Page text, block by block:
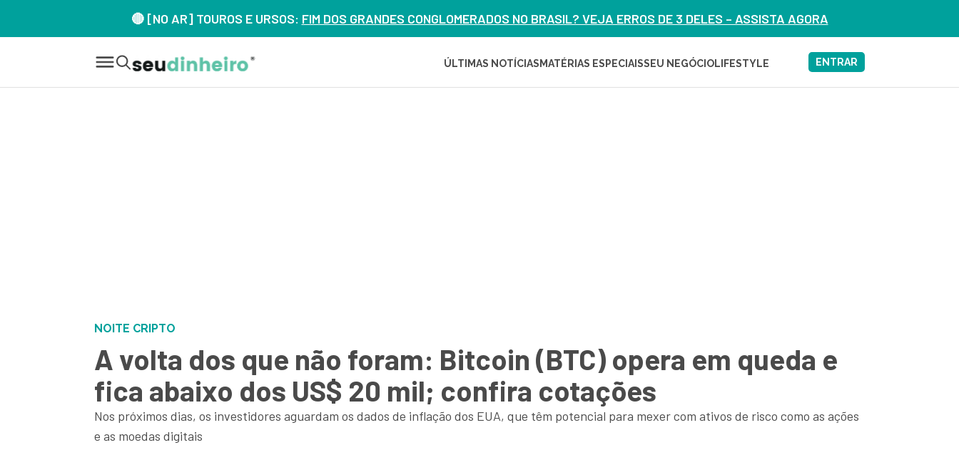
🔴 [NO AR] TOUROS E URSOS: FIM DOS GRANDES CONGLOMERADOS NO BRASIL? VEJA ERROS DE 3 DELES – ASSISTA AGORA
ÚLTIMAS NOTÍCIAS MATÉRIAS ESPECIAISSEU NEGÓCIOLIFESTYLE ENTRAR
NOITE CRIPTO
A volta dos que não foram: Bitcoin (BTC) opera em queda e
fica abaixo dos US$ 20 mil; confira cotações
Nos próximos dias, os investidores aguardam os dados de inflação dos EUA, que têm potencial para mexer com ativos de risco como as ações
e as moedas digitais